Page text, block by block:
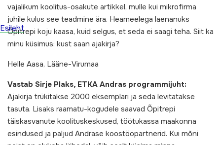
Esileht
vajalikum koolitus-osakute artikkel, mulle kui mikrofirma
juhile kulus see teadmine ära. Heameelega laenanuks
Õpitrepi koju kaasa, kuid selgus, et seda ei saagi teha. Siit ka
minu küsimus: kust saan ajakirja?
Helle Aasa, Lääne-Virumaa
Vastab Sirje Plaks, ETKA Andras programmijuht:
Ajakirja trükitakse 2000 eksemplari ja seda levitatakse
tasuta. Lisaks raamatu-kogudele saavad Õpitrepi
täiskasvanute koolituskeskused, töötukassa maakonna
esindused ja paljud Andrase koostööpartnerid. Kui mõni